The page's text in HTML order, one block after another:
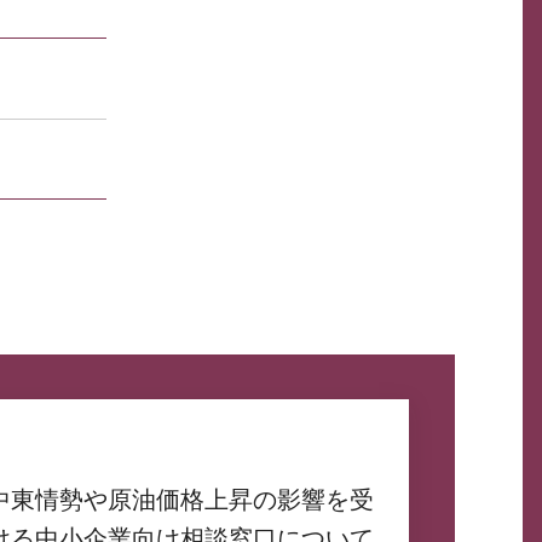
東情勢や原油価格上昇の影響を受